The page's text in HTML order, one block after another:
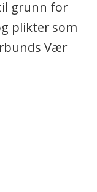
grunn for
plikter som
Vær